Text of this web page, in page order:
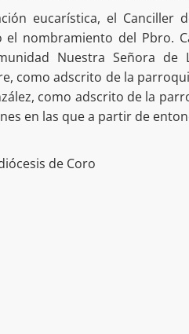
eucarística, el Canciller
el nombramiento del Pbro.
Nuestra Señora de
como adscrito de la
como adscrito de la
en las que a partir de
de Coro